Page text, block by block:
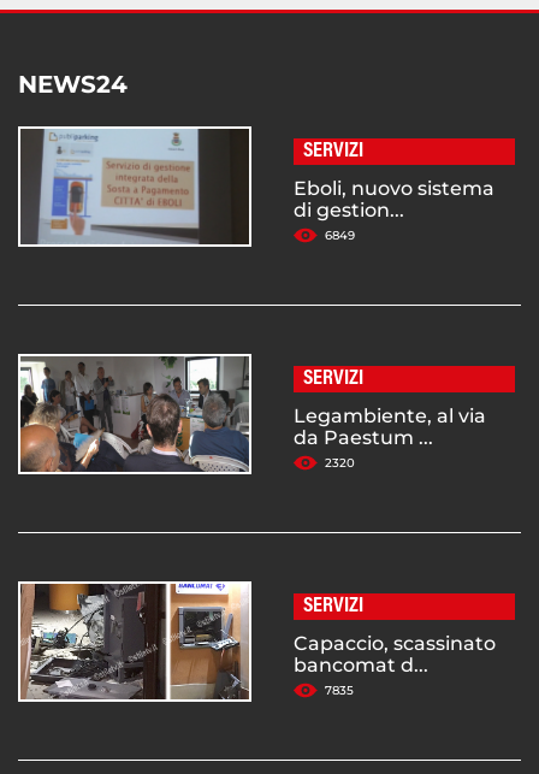
NEWS24
SERVIZI
Eboli, nuovo sistema
di gestion...
6849
SERVIZI
Legambiente, al via
da Paestum ...
2320
SERVIZI
Capaccio, scassinato
bancomat d...
7835